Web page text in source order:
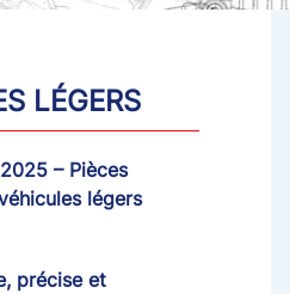
LÉGERS
– Pièces
légers
précise et